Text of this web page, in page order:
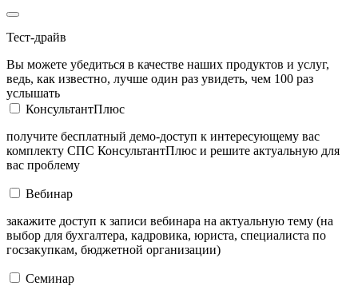
Тест-драйв
Вы можете убедиться в качестве наших продуктов и услуг,
ведь, как известно, лучше один раз увидеть, чем 100 раз
услышать
КонсультантПлюс
получите бесплатный демо-доступ к интересующему вас
комплекту СПС КонсультантПлюс и решите актуальную для
вас проблему
Вебинар
закажите доступ к записи вебинара на актуальную тему (на
выбор для бухгалтера, кадровика, юриста, специалиста по
госзакупкам, бюджетной организации)
Семинар